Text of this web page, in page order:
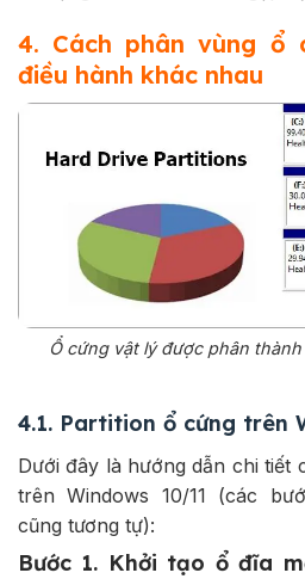
4. Cách phân vùng ổ
điều hành khác nhau
Ổ cứng vật lý được phân
4.1. Partition ổ cứng trên
Dưới đây là hướng dẫn chi tiết
trên Windows 10/11 (các
cũng tương tự):
Bước 1. Khởi tạo ổ đĩa